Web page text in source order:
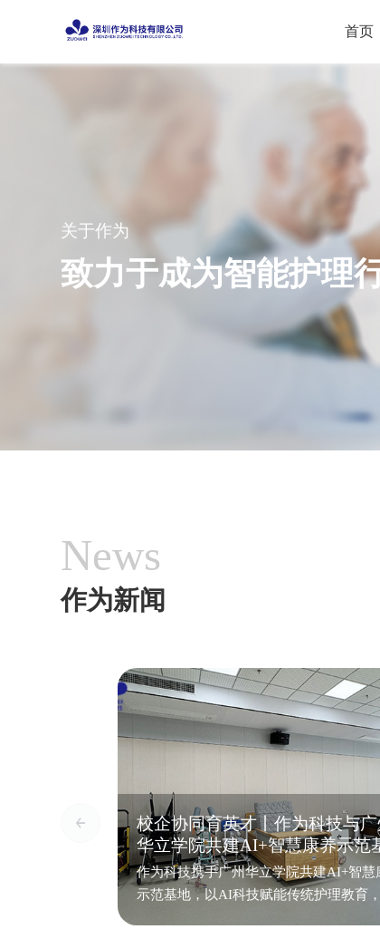
首页
关于作为
致力于成为智能护理
News
作为新闻
校企协同育英才丨作为科技与
华立学院共建AI+智慧康养示范
作为科技携手广州华立学院共建AI+智慧
示范基地，以AI科技赋能传统护理教育